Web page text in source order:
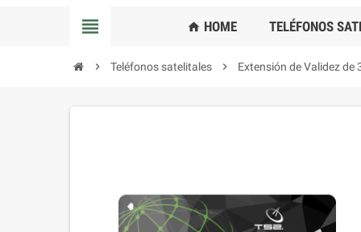
view_headline home HOME TELÉFONOS
chevron_right Teléfonos satelitales chevron_right Extensión de Validez de